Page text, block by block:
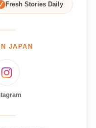
Fresh Stories Daily
JAPAN